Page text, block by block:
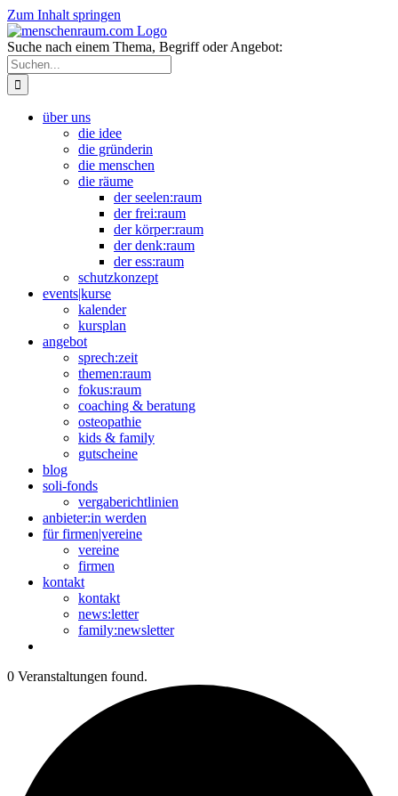
Zum Inhalt springen
Suche nach einem Thema, Begriff oder Angebot:
über uns
die idee
die gründerin
die menschen
die räume
der seelen:raum
der frei:raum
der körper:raum
der denk:raum
der ess:raum
schutzkonzept
events|kurse
kalender
kursplan
angebot
sprech:zeit
themen:raum
fokus:raum
coaching & beratung
osteopathie
kids & family
gutscheine
blog
soli-fonds
vergaberichtlinien
anbieter:in werden
für firmen|vereine
vereine
firmen
kontakt
kontakt
news:letter
family:newsletter
0 Veranstaltungen found.